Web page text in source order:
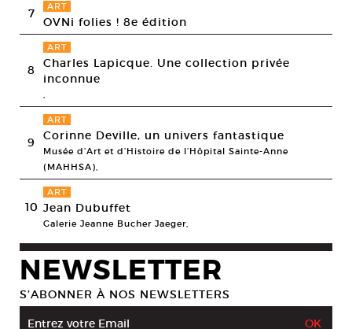
7 ART
OVNi folies ! 8e édition
8
ART
Charles Lapicque. Une collection privée
inconnue
,
9
ART
Corinne Deville, un univers fantastique
Musée d’Art et d’Histoire de l’Hôpital Sainte-Anne
(MAHHSA),
10
ART
Jean Dubuffet
Galerie Jeanne Bucher Jaeger,
NEWSLETTER
S’ABONNER À NOS NEWSLETTERS